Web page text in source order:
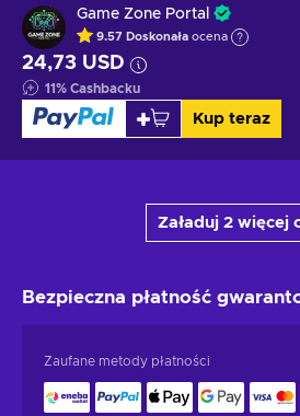
Game Zone Portal
9.57 Doskonała ocena
24,73 USD
11% Cashbacku
Kup teraz
Załaduj 2 więcej
Bezpieczna płatność
Zaufane metody płatności